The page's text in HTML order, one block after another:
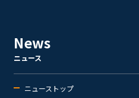
News
ニュース
ニューストップ